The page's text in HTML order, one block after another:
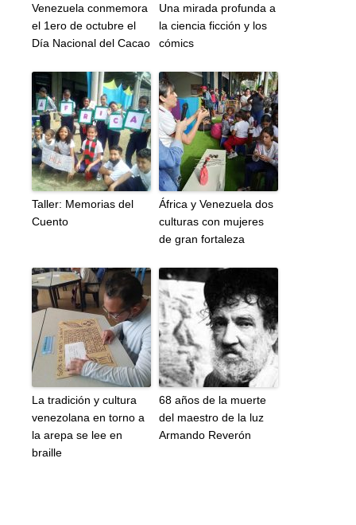
Venezuela conmemora
el 1ero de octubre el
Día Nacional del Cacao
Una mirada profunda a
la ciencia ficción y los
cómics
Taller: Memorias del
Cuento
África y Venezuela dos
culturas con mujeres
de gran fortaleza
La tradición y cultura
venezolana en torno a
la arepa se lee en
braille
68 años de la muerte
del maestro de la luz
Armando Reverón